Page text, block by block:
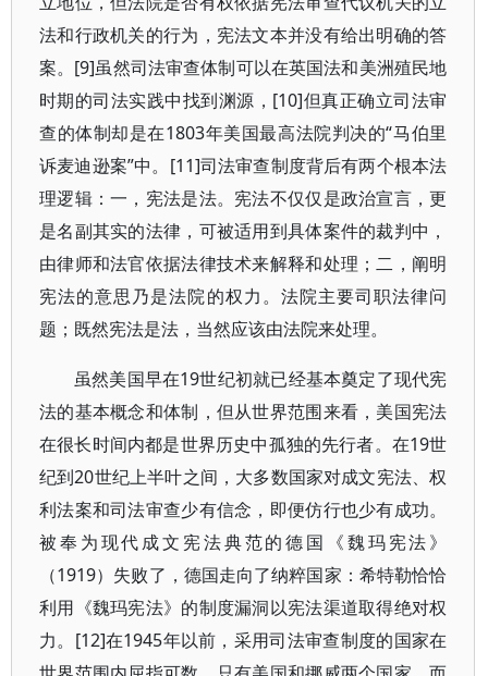
法和行政机关的行为，宪法文本并没有给出明确的答
案。[9]虽然司法审查体制可以在英国法和美洲殖民地
时期的司法实践中找到渊源，[10]但真正确立司法审
查的体制却是在1803年美国最高法院判决的“马伯里
诉麦迪逊案”中。[11]司法审查制度背后有两个根本法
理逻辑：一，宪法是法。宪法不仅仅是政治宣言，更
是名副其实的法律，可被适用到具体案件的裁判中，
由律师和法官依据法律技术来解释和处理；二，阐明
宪法的意思乃是法院的权力。法院主要司职法律问
题；既然宪法是法，当然应该由法院来处理。
虽然美国早在19世纪初就已经基本奠定了现代宪
法的基本概念和体制，但从世界范围来看，美国宪法
在很长时间内都是世界历史中孤独的先行者。在19世
纪到20世纪上半叶之间，大多数国家对成文宪法、权
利法案和司法审查少有信念，即便仿行也少有成功。
被奉为现代成文宪法典范的德国《魏玛宪法》
（1919）失败了，德国走向了纳粹国家：希特勒恰恰
利用《魏玛宪法》的制度漏洞以宪法渠道取得绝对权
力。[12]在1945年以前，采用司法审查制度的国家在